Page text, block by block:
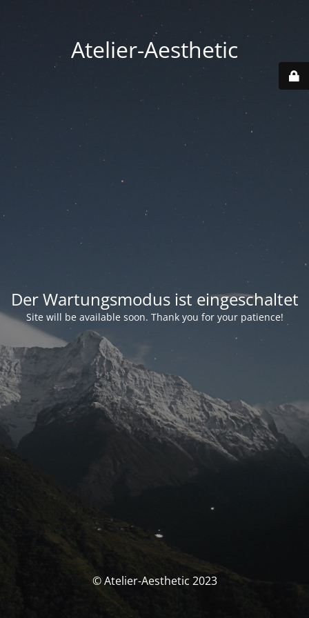
Atelier-Aesthetic
Der Wartungsmodus ist eingeschaltet
Site will be available soon. Thank you for your patience!
© Atelier-Aesthetic 2023